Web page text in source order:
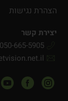
הצהרת נגישות
יצירת קשר
050-665-5905